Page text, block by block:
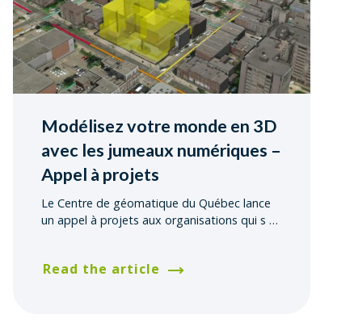
Modélisez votre monde en 3D
avec les jumeaux numériques –
Appel à projets
Le Centre de géomatique du Québec lance
un appel à projets aux organisations qui s…
Read the article